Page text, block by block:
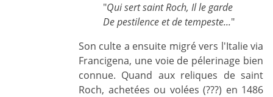
"Qui sert saint Roch, Il le garde
De pestilence et de tempeste..."
Son culte a ensuite migré vers l'Italie via
Francigena, une voie de pélerinage bien
connue. Quand aux reliques de saint
Roch, achetées ou volées (???) en 1486